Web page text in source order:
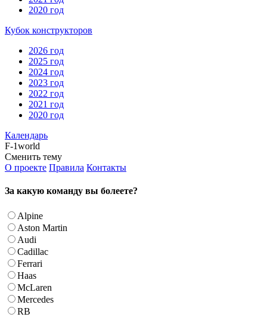
2020 год
Кубок конструкторов
2026 год
2025 год
2024 год
2023 год
2022 год
2021 год
2020 год
Календарь
F-1world
Сменить тему
О проекте Правила Контакты
За какую команду вы болеете?
Alpine
Aston Martin
Audi
Cadillac
Ferrari
Haas
McLaren
Mercedes
RB